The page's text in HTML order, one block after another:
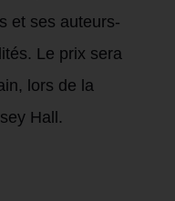
et ses auteurs-
Le prix sera
lors de la
Hall.